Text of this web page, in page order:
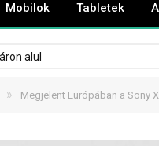
Mobilok Tabletek
alul
» Megjelent Európában a Sony